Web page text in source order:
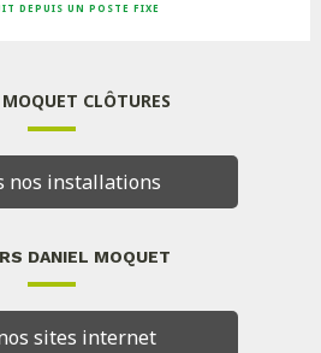
DEPUIS UN POSTE FIXE
CLÔTURES
nos installations
DANIEL MOQUET
sites internet